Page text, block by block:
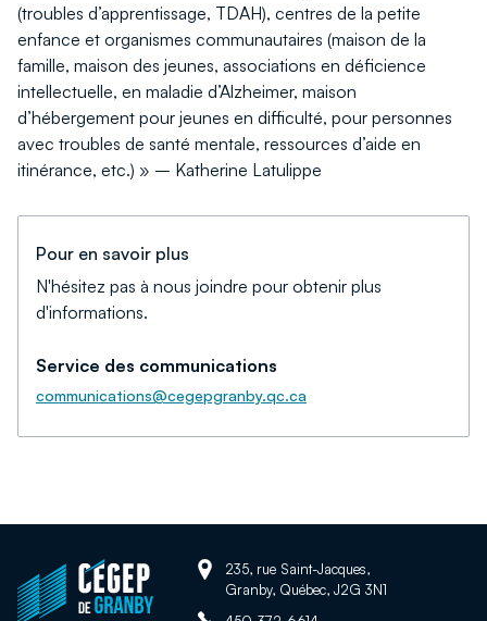
(troubles d’apprentissage, TDAH), centres de la petite
enfance et organismes communautaires (maison de la
famille, maison des jeunes, associations en déficience
intellectuelle, en maladie d’Alzheimer, maison
d’hébergement pour jeunes en difficulté, pour personnes
avec troubles de santé mentale, ressources d’aide en
itinérance, etc.) » – Katherine Latulippe
Pour en savoir plus
N'hésitez pas à nous joindre pour obtenir plus
d'informations.
Service des communications
communications@cegepgranby.qc.ca
Retour
à
Adresse:235, rue Saint-Jacques,
Granby, Québec, J2G 3N1